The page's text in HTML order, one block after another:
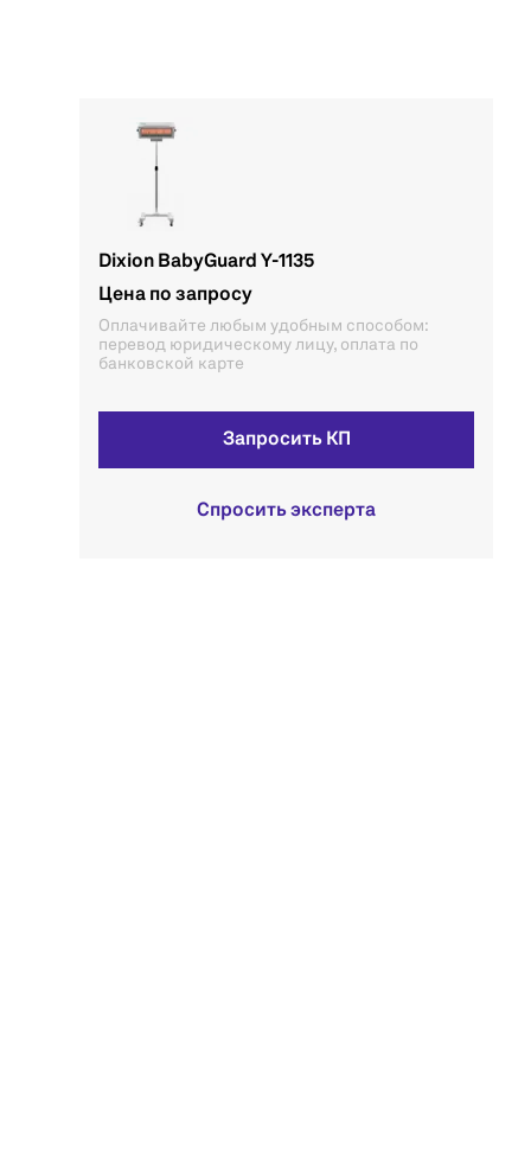
Dixion BabyGuard Y-1135
Цена по запросу
Оплачивайте любым удобным способом:
перевод юридическому лицу, оплата по
банковской карте
Запросить КП
Спросить эксперта